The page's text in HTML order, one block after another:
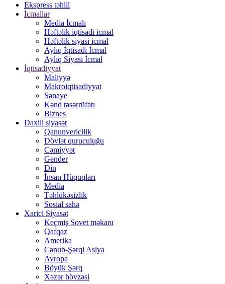
Ekspress təhlil
İcmallar
Media İcmalı
Həftəlik iqtisadi icmal
Həftəlik siyasi icmal
Aylıq İqtisadi İcmal
Aylıq Siyasi İcmal
İqtisadiyyat
Maliyyə
Makroiqtisadiyyat
Sənaye
Kənd təsərrüfatı
Biznes
Daxili siyasət
Qanunvericilik
Dövlət quruculuğu
Cəmiyyət
Gender
Din
İnsan Hüquqları
Media
Təhlükəsizlik
Sosial sahə
Xarici Siyasət
Keçmiş Sovet məkanı
Qafqaz
Amerika
Cənub-Şərqi Asiya
Avropa
Böyük Şərq
Xəzər hövzəsi